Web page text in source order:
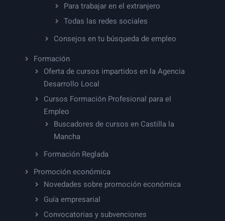
Para trabajar en el extranjero
Todas las redes sociales
Consejos en tu búsqueda de empleo
Formación
Oferta de cursos impartidos en la Agencia
Desarrollo Local
Cursos Formación Profesional para el
Empleo
Buscadores de cursos en Castilla la
Mancha
Formación Reglada
Promoción económica
Novedades sobre promoción económica
Guía empresarial
Convocatorias y subvenciones